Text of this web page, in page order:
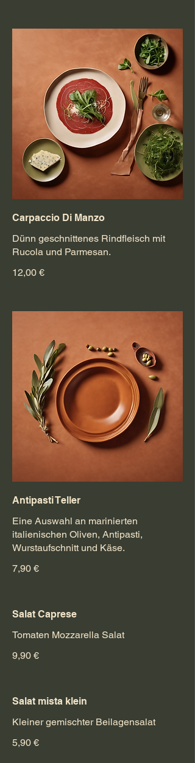
Carpaccio Di Manzo
Dünn geschnittenes Rindfleisch mit
Rucola und Parmesan.
12,00 €
Antipasti Teller
Eine Auswahl an marinierten
italienischen Oliven, Antipasti,
Wurstaufschnitt und Käse.
7,90 €
Salat Caprese
Tomaten Mozzarella Salat
9,90 €
Salat mista klein
Kleiner gemischter Beilagensalat
5,90 €